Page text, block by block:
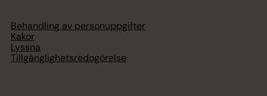
Behandling av personuppgifter
Kakor
Lyssna
Tillgänglighetsredogörelse